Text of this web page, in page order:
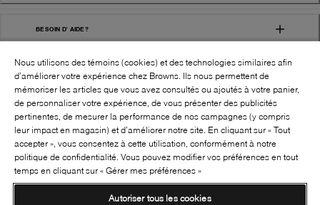
BESOIN D' AIDE?
BROWNS SHOES INC. TOUS DROITS
RÉSERVÉS
SUIVEZ-NOUS!:
Nous utilisons des témoins (cookies) et des technologies similaires afin
d’améliorer votre expérience chez Browns. Ils nous permettent de
mémoriser les articles que vous avez consultés ou ajoutés à votre panier,
de personnaliser votre expérience, de vous présenter des publicités
pertinentes, de mesurer la performance de nos campagnes (y compris
leur impact en magasin) et d’améliorer notre site. En cliquant sur « Tout
accepter », vous consentez à cette utilisation, conformément à notre
politique de confidentialité. Vous pouvez modifier vos préférences en tout
temps en cliquant sur « Gérer mes préférences »
Autoriser tous les cookies